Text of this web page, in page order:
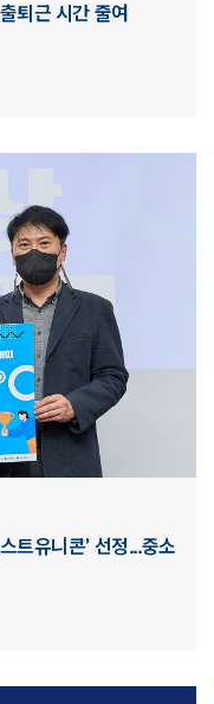
퇴근 시간 줄여
트유니콘’ 선정...중소